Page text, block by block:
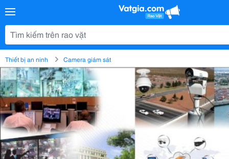
Thiết bị an ninh Camera giám sát